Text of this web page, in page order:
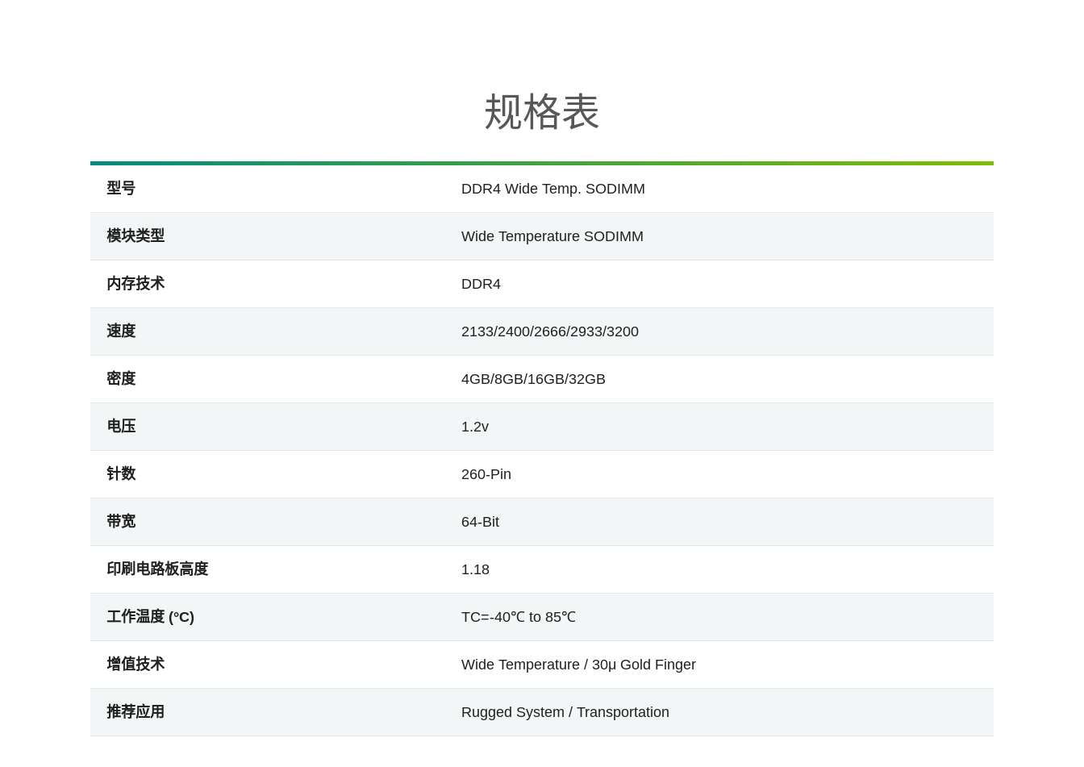
规格表
型号 DDR4 Wide Temp. SODIMM
模块类型 Wide Temperature SODIMM
内存技术 DDR4
速度 2133/2400/2666/2933/3200
密度 4GB/8GB/16GB/32GB
电压 1.2v
针数 260-Pin
带宽 64-Bit
印刷电路板高度 1.18
工作温度 (°C) TC=-40℃ to 85℃
增值技术 Wide Temperature / 30μ Gold Finger
推荐应用 Rugged System / Transportation